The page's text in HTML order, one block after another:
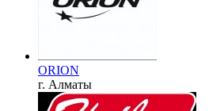
ORION
г. Алматы